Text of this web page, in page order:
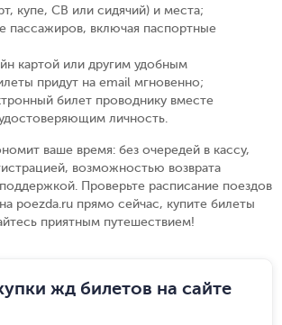
купе, СВ или сидячий) и места;
пассажиров, включая паспортные
картой или другим удобным
придут на email мгновенно;
билет проводнику вместе
личность.
ваше время: без очередей в кассу,
возможностью возврата
Проверьте расписание поездов
poezda.ru прямо сейчас, купите билеты
приятным путешествием!
жд билетов на сайте